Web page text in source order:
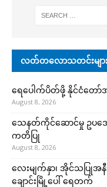
လတ်တလောသတင်းမျာ
ရေပေါက်ပိတ်ဖို့ နိုင်ငံတေ
August 8, 2026
သေနတ်ကိုင်ဆောင်မှု ဥပဒေ
ကတိပြု
August 8, 2026
လေးမျက်နှာ၊ အိုင်သပြုအ
ချောင်းမြို့ပေါ် ရေတက်